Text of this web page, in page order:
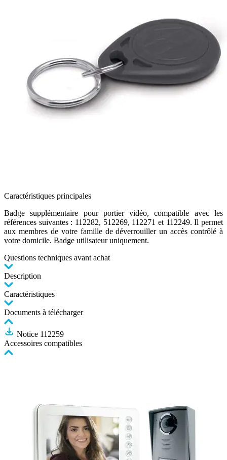
Caractéristiques principales
Badge supplémentaire pour portier vidéo, compatible avec les
références suivantes : 112282, 512269, 112271 et 112249. Il permet
aux membres de votre famille de déverrouiller un accès contrôlé à
votre domicile. Badge utilisateur uniquement.
Questions techniques avant achat
Description
Caractéristiques
Documents à télécharger
Notice 112259
Accessoires compatibles